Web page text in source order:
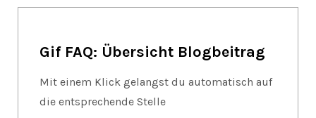
Gif FAQ: Übersicht Blogbeitrag
Mit einem Klick gelangst du automatisch auf
die entsprechende Stelle